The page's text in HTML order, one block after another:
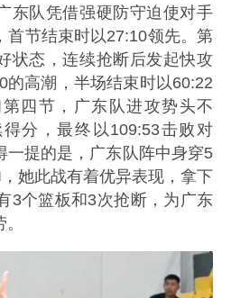
东队凭借强硬防守迫使对手
首节结束时以27:10领先。第
状态，连续抢断后发起快攻
的高潮，半场结束时以60:22
四节，广东队进攻势头不
分，最终以109:53击败对
一提的是，广东队阵中身穿5
，她此战有着优异表现，拿下
3个篮板和3次抢断，为广东